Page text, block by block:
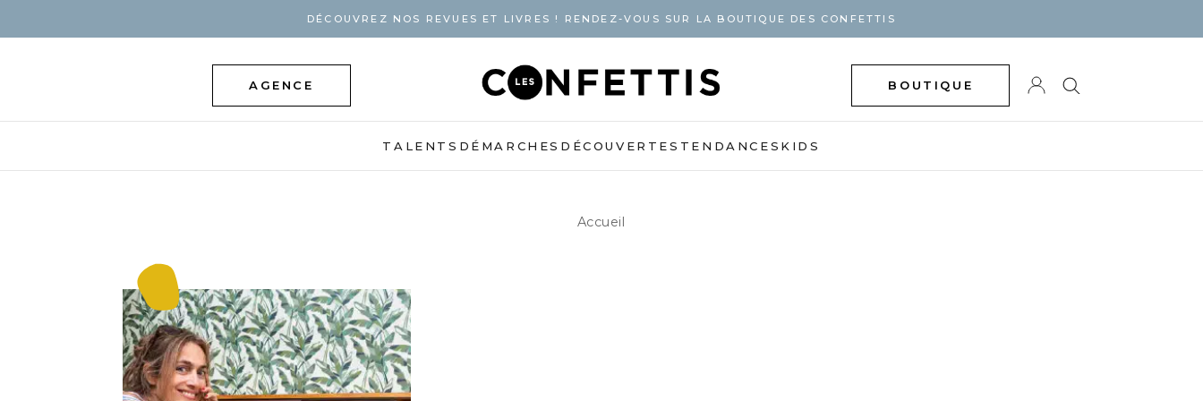
DÉCOUVREZ NOS REVUES ET LIVRES ! RENDEZ-VOUS SUR LA BOUTIQUE DES CONFETTIS
AGENCE BOUTIQUE
TALENTS DÉMARCHES DÉCOUVERTES TENDANCES KIDS
Accueil